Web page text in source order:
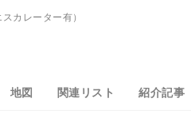
カレーター有）
地図 関連リスト 紹介記事